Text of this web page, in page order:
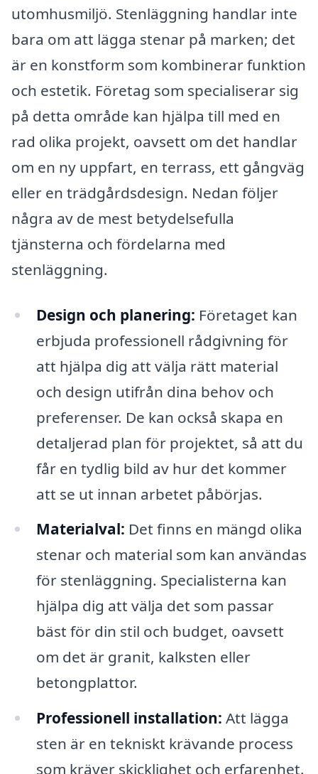
utomhusmiljö. Stenläggning handlar inte
bara om att lägga stenar på marken; det
är en konstform som kombinerar funktion
och estetik. Företag som specialiserar sig
på detta område kan hjälpa till med en
rad olika projekt, oavsett om det handlar
om en ny uppfart, en terrass, ett gångväg
eller en trädgårdsdesign. Nedan följer
några av de mest betydelsefulla
tjänsterna och fördelarna med
stenläggning.
Design och planering: Företaget kan
erbjuda professionell rådgivning för
att hjälpa dig att välja rätt material
och design utifrån dina behov och
preferenser. De kan också skapa en
detaljerad plan för projektet, så att du
får en tydlig bild av hur det kommer
att se ut innan arbetet påbörjas.
Materialval: Det finns en mängd olika
stenar och material som kan användas
för stenläggning. Specialisterna kan
hjälpa dig att välja det som passar
bäst för din stil och budget, oavsett
om det är granit, kalksten eller
betongplattor.
Professionell installation: Att lägga
sten är en tekniskt krävande process
som kräver skicklighet och erfarenhet.